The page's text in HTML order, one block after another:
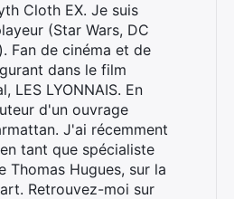
Cloth EX. Je suis
(Star Wars, DC
Fan de cinéma et de
dans le film
LES LYONNAIS. En
d'un ouvrage
J'ai récemment
tant que spécialiste
Thomas Hugues, sur la
Retrouvez-moi sur